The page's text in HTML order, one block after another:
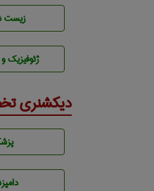
زيست
ژئوفيزيك
دیکشنری